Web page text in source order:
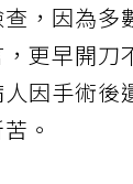
，因為多
更早開刀
因手術後
。